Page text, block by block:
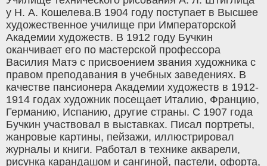
у Н. А. Кошелева.В 1904 году поступает в Высшее
художественное училище при Императорской
Академии художеств. В 1912 году Бучкин
оканчивает его по мастерской профессора
Василия Матэ с присвоением звания художника с
правом преподавания в учебных заведениях. В
качестве пансионера Академии художеств в 1912-
1914 годах художник посещает Италию, Францию,
Германию, Испанию, другие страны. С 1907 года
Бучкин участвовал в выставках. Писал портреты,
жанровые картины, пейзажи, иллюстрировал
журналы и книги. Работал в технике акварели,
рисунка карандашом и сангиной, пастели, офорта,